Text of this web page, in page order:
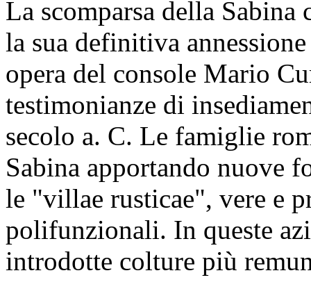
La scomparsa della
la sua definitiva
opera del console Mario
testimonianze di
secolo a. C. Le famiglie
Sabina apportando nuove
le "villae rusticae", vere e
polifunzionali. In queste
introdotte colture più